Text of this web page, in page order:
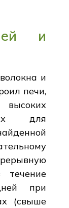
и
и
печи,
для
при
(свыше